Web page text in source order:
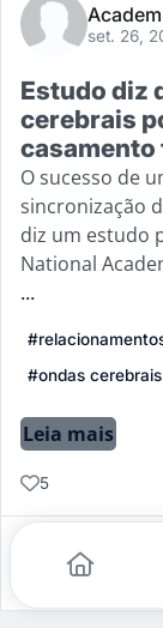
set. 26,
Estudo diz
cerebrais
casamento
O sucesso de
sincronização
diz um estudo
National
...
#ondas cerebrais
Leia mais
5
Gostei